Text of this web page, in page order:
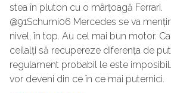
stea în pluton cu o mârțoagă Ferrari.
@91Schumi06 Mercedes se va
nivel, în top. Au cel mai bun motor.
ceilalți să recupereze diferența de
regulament probabil le este
vor deveni din ce în ce mai puternici.